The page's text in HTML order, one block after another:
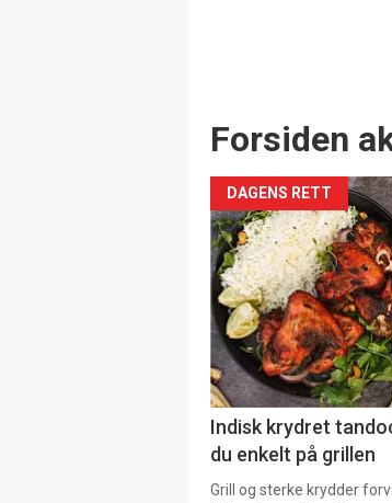
Forsiden
DAGENS RETT
Indisk krydret
du enkelt på grillen
Grill og sterke krydder